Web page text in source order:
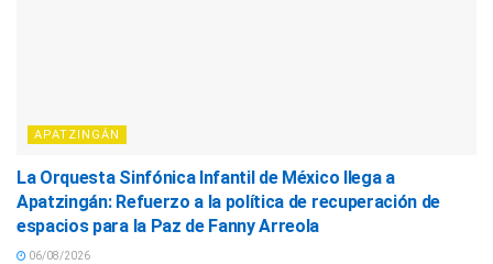
APATZINGÁN
La Orquesta Sinfónica Infantil de México llega a
Apatzingán: Refuerzo a la política de recuperación de
espacios para la Paz de Fanny Arreola
06/08/2026